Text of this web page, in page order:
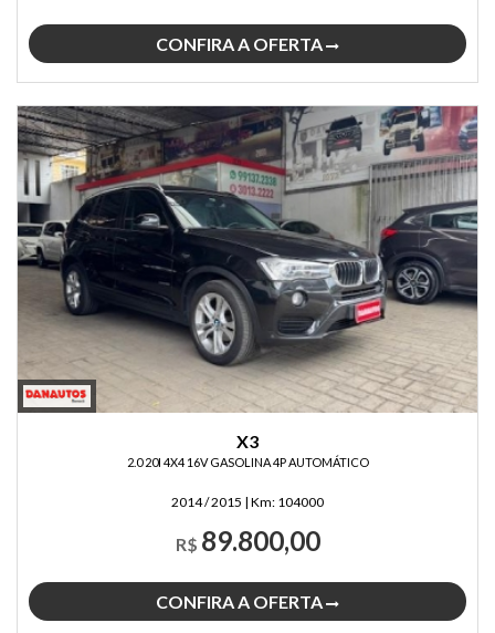
CONFIRA A OFERTA
X3
2.0 20I 4X4 16V GASOLINA 4P AUTOMÁTICO
2014 / 2015 | Km: 104000
R$ 89.800,00
CONFIRA A OFERTA